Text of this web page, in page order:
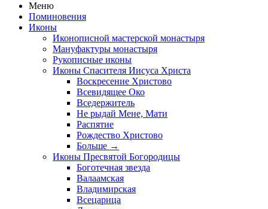
Меню
Поминовения
Иконы
Иконописной мастерской монастыря
Мануфактуры монастыря
Рукописные иконы
Иконы Спасителя Иисуса Христа
Воскресение Христово
Всевидящее Око
Вседержитель
Не рыдай Мене, Мати
Распятие
Рождество Христово
Больше →
Иконы Пресвятой Богородицы
Боготечная звезда
Валаамская
Владимирская
Всецарица